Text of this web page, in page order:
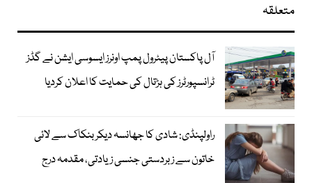
متعلقہ
آل پاکستان پیٹرول پمپ اونرز ایسوسی ایشن نے گڈز
ٹرانسپورٹرز کی ہڑتال کی حمایت کا اعلان کردیا
راولپنڈی: شادی کا جھانسہ دیکر بنکاک سے لائی
خاتون سے زبردستی جنسی زیادتی، مقدمہ درج